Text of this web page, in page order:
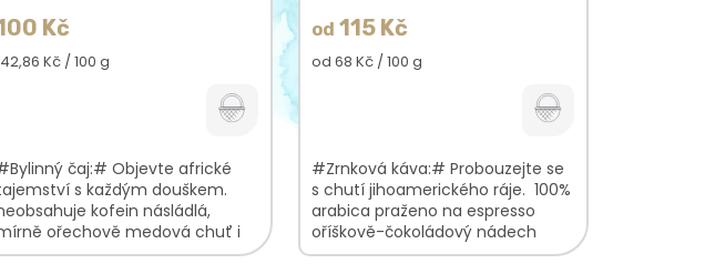
Kč
Kč / 100 g
čaj:# Objevte africké
s každým douškem.
kofein násládlá,
ořechově medová chuť i
sytá, červenohnědá barva
od 115 Kč
Měrná
od 68 Kč / 100 g
#Zrnková káva:# Probouzejte se
s chutí jihoamerického ráje. 100%
arabica praženo na espresso
oříškově-čokoládový nádech